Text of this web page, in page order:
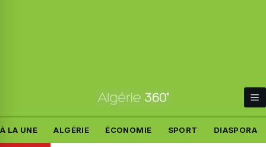
À LA UNE ALGÉRIE ÉCONOMIE SPORT DIASPORA